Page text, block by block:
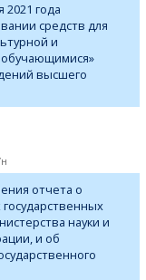
года
средств для
и
высшего
отчета о
науки и
и об